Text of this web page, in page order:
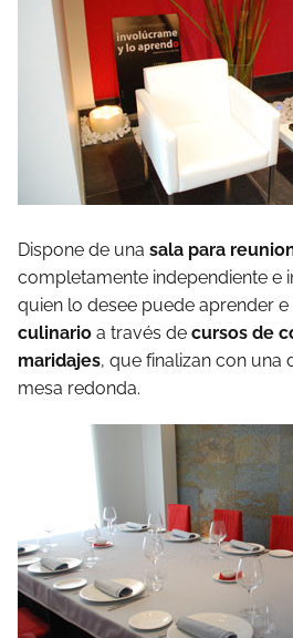
Dispone de una sala para
completamente independiente e
quien lo desee puede aprender
culinario a través de cursos de
maridajes, que finalizan con una
mesa redonda.